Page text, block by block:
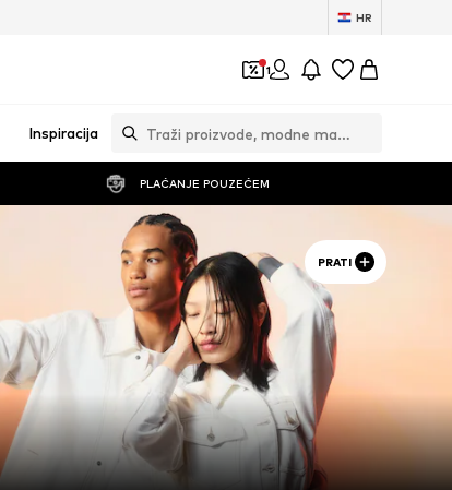
HR
1
Inspiracija
PLAĆANJE POUZEĆEM
PRATI